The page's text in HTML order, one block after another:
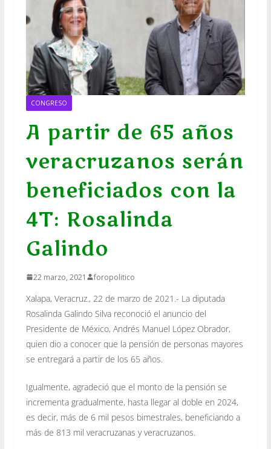
CONGRESO
A partir de 65 años
veracruzanos serán
beneficiados con la
4T: Rosalinda
Galindo
22 marzo, 2021 foropolitico
Xalapa, Veracruz., 22 de marzo de 2021.- La diputada
Rosalinda Galindo Silva reconoció el anuncio del
Presidente de México, Andrés Manuel López Obrador,
quien dio a conocer que la pensión de personas mayores
se entregará a partir de los 65 años.
Igualmente, agradeció que el monto de la pensión se
incrementa gradualmente, hasta llegar al doble en 2024,
es decir, más de 6 mil pesos bimestrales, beneficiando a
más de 813 mil veracruzanas y veracruzanos.